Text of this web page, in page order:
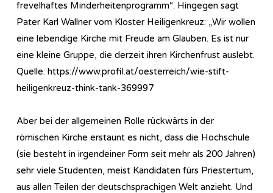
frevelhaftes Minderheitenprogramm“. Hingegen sagt
Pater Karl Wallner vom Kloster Heiligenkreuz: „Wir wollen
eine lebendige Kirche mit Freude am Glauben. Es ist nur
eine kleine Gruppe, die derzeit ihren Kirchenfrust auslebt.
Quelle: https://www.profil.at/oesterreich/wie-stift-
heiligenkreuz-think-tank-369997
Aber bei der allgemeinen Rolle rückwärts in der
römischen Kirche erstaunt es nicht, dass die Hochschule
(sie besteht in irgendeiner Form seit mehr als 200 Jahren)
sehr viele Studenten, meist Kandidaten fürs Priestertum,
aus allen Teilen der deutschsprachigen Welt anzieht. Und